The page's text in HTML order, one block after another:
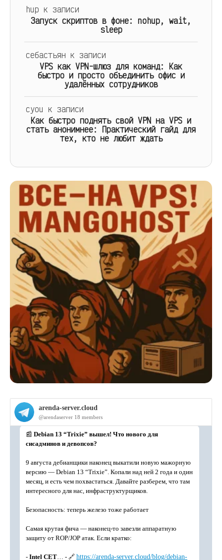
hup к записи
Запуск скриптов в фоне: nohup, wait,
sleep
себастьян к записи
VPS как VPN-шлюз для команд: Как
быстро и просто объединить офис и
удалённых сотрудников
cyou к записи
Как быстро поднять свой VPN на VPS и
стать анонимнее: Практический гайд для
тех, кто не любит ждать